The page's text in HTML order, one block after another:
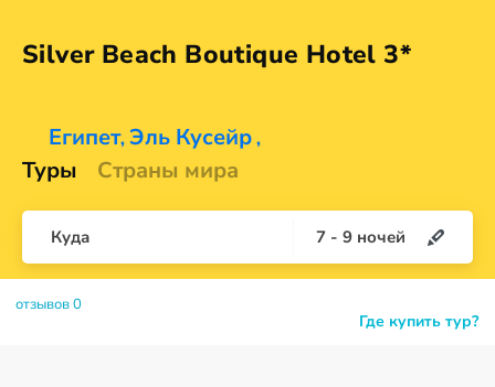
Silver Beach Boutique Hotel 3*
Египет, Эль Кусейр ,
Туры Страны мира
Куда 7 - 9 ночей
Где купить тур?
отзывов 0